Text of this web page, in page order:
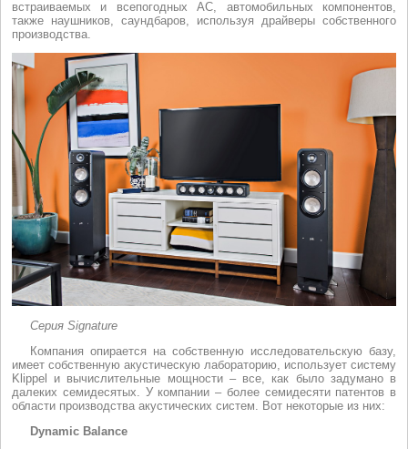
встраиваемых и всепогодных АС, автомобильных компонентов,
также наушников, саундбаров, используя драйверы собственного
производства.
Серия Signature
Компания опирается на собственную исследовательскую базу,
имеет собственную акустическую лабораторию, использует систему
Klippel и вычислительные мощности – все, как было задумано в
далеких семидесятых. У компании – более семидесяти патентов в
области производства акустических систем. Вот некоторые из них:
Dynamic Balance